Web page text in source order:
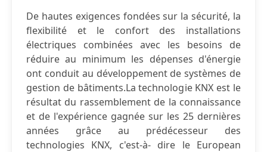
De hautes exigences fondées sur la sécurité, la
flexibilité et le confort des installations
électriques combinées avec les besoins de
réduire au minimum les dépenses d'énergie
ont conduit au développement de systèmes de
gestion de bâtiments.La technologie KNX est le
résultat du rassemblement de la connaissance
et de l'expérience gagnée sur les 25 dernières
années grâce au prédécesseur des
technologies KNX, c'est-à- dire le European